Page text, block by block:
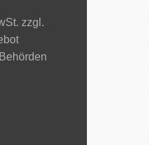
zzgl.